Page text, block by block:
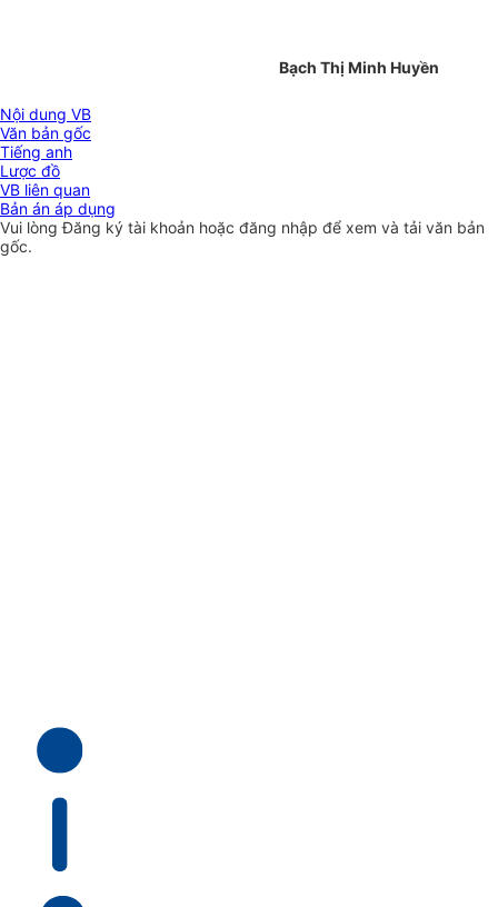
Bạch Thị Minh Huyền
Nội dung VB
Văn bản gốc
Tiếng anh
Lược đồ
VB liên quan
Bản án áp dụng
Vui lòngĐăng ký tài khoản hoặc đăng nhập để xem và tải văn bản
gốc.